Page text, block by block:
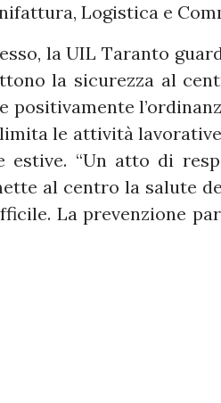
Logistica e
la UIL Taranto
la sicurezza al
positivamente
le attività
estive. “Un atto di
al centro la salute
La prevenzione